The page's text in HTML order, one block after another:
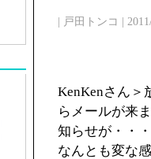
| 戸田トンコ |
KenKenさん＞
らメールが来
知らせが・・・
なんとも変な